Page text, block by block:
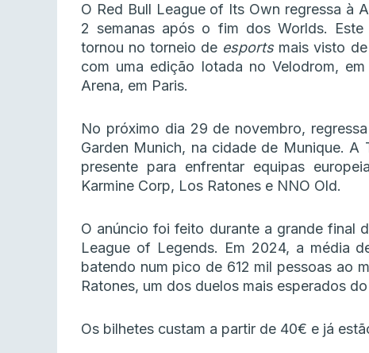
O Red Bull League of Its Own regressa à
2 semanas após o fim dos Worlds.
tornou no torneio de esportsmais visto de
com uma edição lotada no Velodrom,
Arena, em Paris.
No próximo dia 29 de novembro,
Garden Munich, na cidade de Munique.
presente para enfrentar equipas
Karmine Corp, Los Ratones e NNO Old.
O anúncio foi feito durante a grande final
League of Legends. Em 2024, a média
batendo num pico de 612 mil pessoas ao
Ratones, um dos duelos mais esperados
Os bilhetes custam a partir de 40€ e já